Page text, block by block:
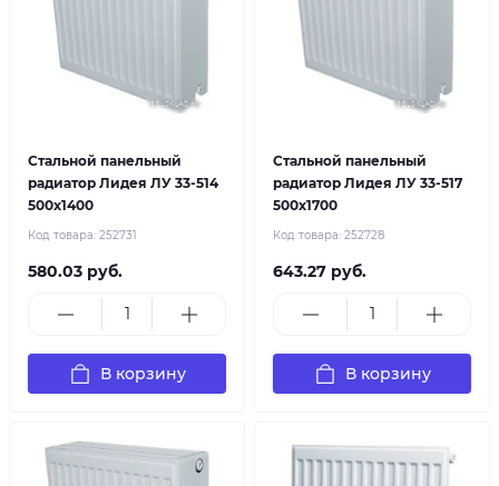
Стальной панельный
радиатор Лидея ЛУ 33-514
500x1400
Код товара: 252731
580.03 руб.
В корзину
Стальной панельный
радиатор Лидея ЛУ 33-517
500x1700
Код товара: 252728
643.27 руб.
В корзину